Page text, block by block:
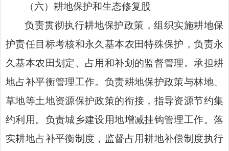
（六）耕地保护和生态修复股
负责贯彻执行耕地保护政策，组织实施耕地保
护责任目标考核和永久基本农田特殊保护，负责永
久基本农田划定、占用和补划的监督管理。承担耕
地占补平衡管理工作。负责耕地保护政策与林地、
草地等土地资源保护政策的衔接，指导资源节约集
约利用。负责城乡建设用地增减挂钩管理工作。落
实耕地占补平衡制度，监督占用耕地补偿制度执行